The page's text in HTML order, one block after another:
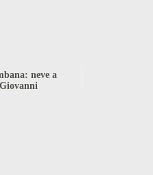
neve a